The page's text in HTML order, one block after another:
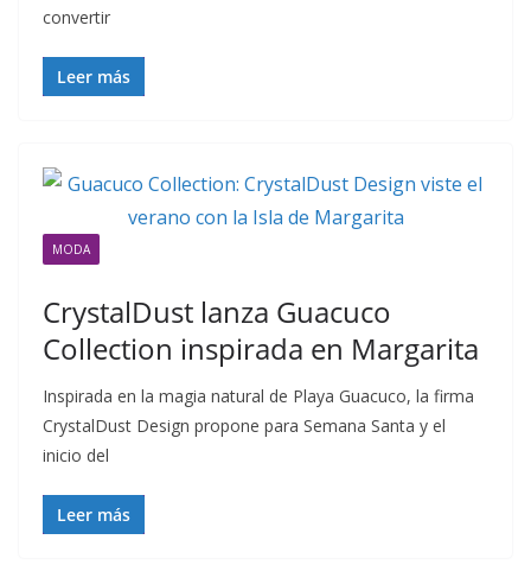
convertir
Leer más
MODA
CrystalDust lanza Guacuco
Collection inspirada en Margarita
Inspirada en la magia natural de Playa Guacuco, la firma
CrystalDust Design propone para Semana Santa y el
inicio del
Leer más